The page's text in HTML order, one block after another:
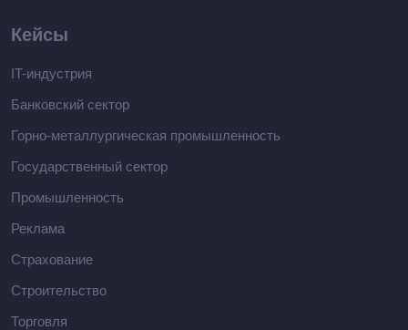
Кейсы
IT-индустрия
Банковский сектор
Горно-металлургическая промышленность
Государственный сектор
Промышленность
Реклама
Страхование
Строительство
Торговля